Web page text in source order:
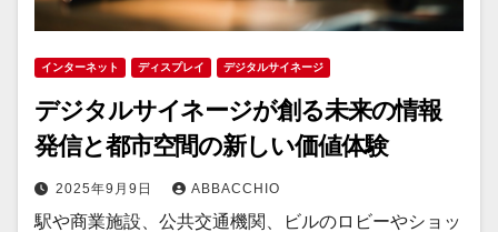
インターネット ディスプレイ デジタルサイネージ
デジタルサイネージが創る未来の情報
発信と都市空間の新しい価値体験
2025年9月9日 ABBACCHIO
駅や商業施設、公共交通機関、ビルのロビーやショッ